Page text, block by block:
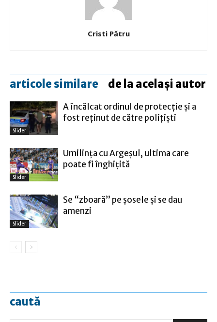
Cristi Pătru
articole similare de la același autor
Slider
A încălcat ordinul de protecție și a
fost reținut de către polițiști
Slider
Umilinţa cu Argeşul, ultima care
poate fi înghiţită
Slider
Se “zboară” pe șosele și se dau
amenzi
caută